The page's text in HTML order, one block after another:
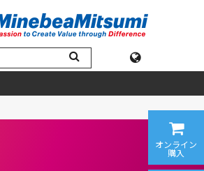
オンライン
購入